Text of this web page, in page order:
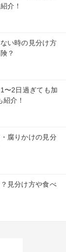
介！
い時の見分け方
？
〜2日過ぎても加
介！
腐りかけの見分
見分け方や食べ